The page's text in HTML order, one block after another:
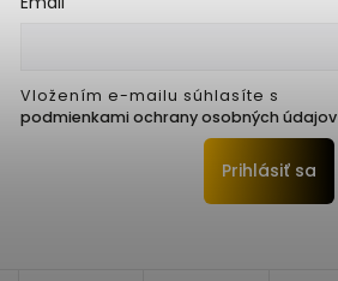
Vložením e-mailu súhlasíte s
podmienkami ochrany osobných údajov
Prihlásiť sa